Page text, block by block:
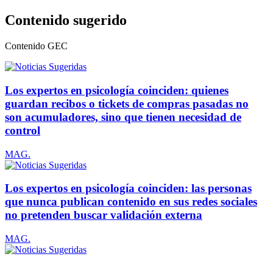
Contenido sugerido
Contenido GEC
Los expertos en psicología coinciden: quienes
guardan recibos o tickets de compras pasadas no
son acumuladores, sino que tienen necesidad de
control
MAG.
Los expertos en psicología coinciden: las personas
que nunca publican contenido en sus redes sociales
no pretenden buscar validación externa
MAG.